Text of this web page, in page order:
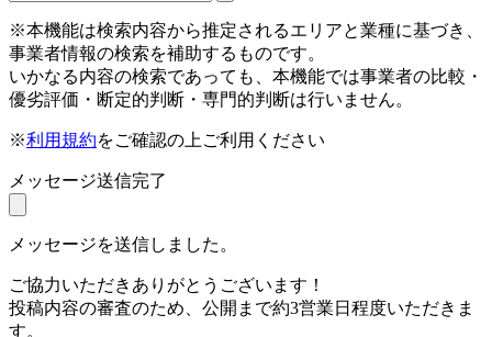
※本機能は検索内容から推定されるエリアと業種に基づき、
事業者情報の検索を補助するものです。
いかなる内容の検索であっても、本機能では事業者の比較・
優劣評価・断定的判断・専門的判断は行いません。
※利用規約をご確認の上ご利用ください
メッセージ送信完了
メッセージを送信しました。
ご協力いただきありがとうございます！
投稿内容の審査のため、公開まで約3営業日程度いただきま
す。